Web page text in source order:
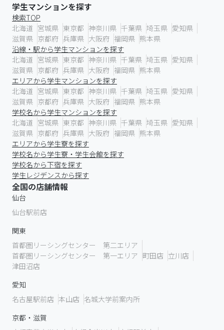
学生マンションを探す
検索TOP
北海道 宮城県 東京都 神奈川県 千葉県 埼玉県 愛知県
滋賀県 京都府 兵庫県 大阪府 福岡県 熊本県
沿線・駅から学生マンションを探す
北海道 宮城県 東京都 神奈川県 千葉県 埼玉県 愛知県
滋賀県 京都府 兵庫県 大阪府 福岡県 熊本県
エリアから学生マンションを探す
北海道 宮城県 東京都 神奈川県 千葉県 埼玉県 愛知県
滋賀県 京都府 兵庫県 大阪府 福岡県 熊本県
学校名から学生マンションを探す
北海道 宮城県 東京都 神奈川県 千葉県 埼玉県 愛知県
滋賀県 京都府 兵庫県 大阪府 福岡県 熊本県
エリアから学生寮を探す
学校名から学生寮・学生会館を探す
学校名から下宿を探す
学生レジデンスから探す
全国の店舗情報
仙台
仙台駅前店
関東
首都圏リーシングセンター 第二エリア
首都圏リーシングセンター 第一エリア 町田店 立川店
津田沼店
愛知
名古屋駅前店 本山店 名城大学前案内所
京都・滋賀